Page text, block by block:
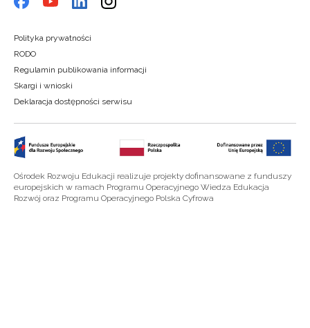
Polityka prywatności
RODO
Regulamin publikowania informacji
Skargi i wnioski
Deklaracja dostępności serwisu
Ośrodek Rozwoju Edukacji realizuje projekty dofinansowane z funduszy
europejskich w ramach Programu Operacyjnego Wiedza Edukacja
Rozwój oraz Programu Operacyjnego Polska Cyfrowa